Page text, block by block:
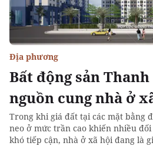
Bất động sản
nguồn cung nhà ở
Địa phương
Trong khi giá đất tại các mặt bằng
neo ở mức trần cao khiến nhiều
khó tiếp cận, nhà ở xã hội đang là